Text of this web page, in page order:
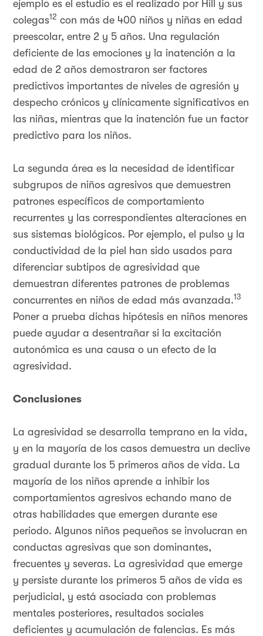
ejemplo es el estudio es el realizado por Hill y sus
colegas12 con más de 400 niños y niñas en edad
preescolar, entre 2 y 5 años. Una regulación
deficiente de las emociones y la inatención a la
edad de 2 años demostraron ser factores
predictivos importantes de niveles de agresión y
despecho crónicos y clínicamente significativos en
las niñas, mientras que la inatención fue un factor
predictivo para los niños.
La segunda área es la necesidad de identificar
subgrupos de niños agresivos que demuestren
patrones específicos de comportamiento
recurrentes y las correspondientes alteraciones en
sus sistemas biológicos. Por ejemplo, el pulso y la
conductividad de la piel han sido usados para
diferenciar subtipos de agresividad que
demuestran diferentes patrones de problemas
concurrentes en niños de edad más avanzada.13
Poner a prueba dichas hipótesis en niños menores
puede ayudar a desentrañar si la excitación
autonómica es una causa o un efecto de la
agresividad.
Conclusiones
La agresividad se desarrolla temprano en la vida,
y en la mayoría de los casos demuestra un declive
gradual durante los 5 primeros años de vida. La
mayoría de los niños aprende a inhibir los
comportamientos agresivos echando mano de
otras habilidades que emergen durante ese
periodo. Algunos niños pequeños se involucran en
conductas agresivas que son dominantes,
frecuentes y severas. La agresividad que emerge
y persiste durante los primeros 5 años de vida es
perjudicial, y está asociada con problemas
mentales posteriores, resultados sociales
deficientes y acumulación de falencias. Es más